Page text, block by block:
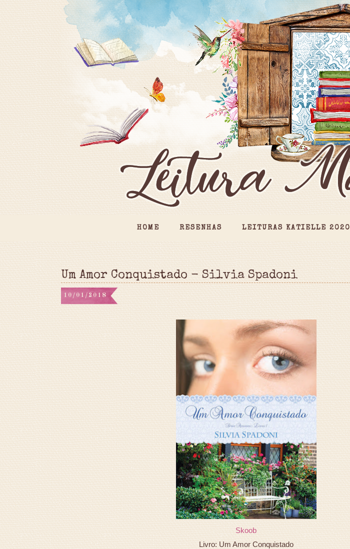
HOME RESENHAS LEITURAS KATIELLE 2020
Um Amor Conquistado - Silvia Spadoni
10/01/2018
Skoob
Livro: Um Amor Conquistado